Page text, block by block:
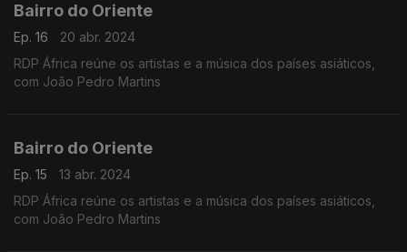
Bairro do Oriente
Ep. 16
20 abr. 2024
RDP África reúne os artistas e a música dos países asiáticos,
com João Pedro Martins
Bairro do Oriente
Ep. 15
13 abr. 2024
RDP África reúne os artistas e a música dos países asiáticos,
com João Pedro Martins